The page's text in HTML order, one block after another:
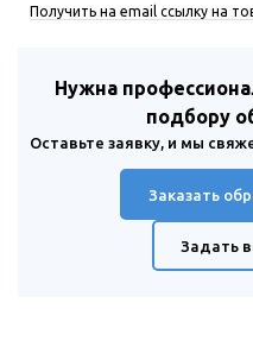
Получить на email ссылку на
Нужна
подбору
Оставьте заявку, и мы
Заказать
Задать